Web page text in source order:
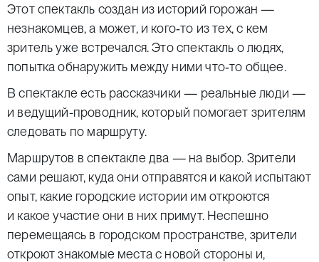
Этот спектакль создан из историй горожан —
незнакомцев, а может, и кого‑то из тех, с кем
зритель уже встречался. Это спектакль о людях,
попытка обнаружить между ними что‑то общее.
В спектакле есть рассказчики — реальные люди —
и ведущий-проводник, который помогает зрителям
следовать по маршруту.
Маршрутов в спектакле два — на выбор. Зрители
сами решают, куда они отправятся и какой испытают
опыт, какие городские истории им откроются
и какое участие они в них примут. Неспешно
перемещаясь в городском пространстве, зрители
откроют знакомые места с новой стороны и,